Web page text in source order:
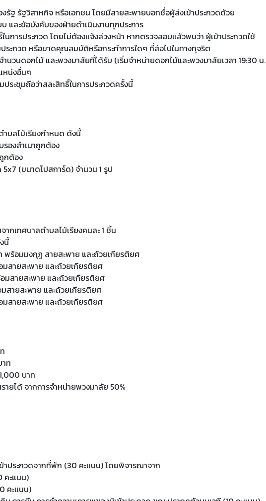
รัฐ รัฐวิสาหกิจ หรือเอกชน โดยมีสายสะพายบอกชื่อผู้ส่งเข้าประกวดด้วย
และข้อบังคับของฝ่ายดําเนินงานทุกประการ
การประกวด โดยไม่ต้องแจ้งล่วงหน้า หากตรวจสอบแล้วพบว่า ผู้เข้าประกวดใช้
ระกวด หรือขาดคุณสมบัติหรือกระทําการใดๆ ที่ส่อไปในทางทุจริต
วนดอกไม้ และพวงมาลัยที่ได้รับ (เริ่มจําหน่ายดอกไม้และพวงมาลัยเวลา 19:30 น.
หน่งอื่นๆ
ประชุมถือว่าสละสิทธิ์ในการประกวดครั้งนี้
บลไม้เรียงกําหนด ดังนี้
รองสําเนาถูกต้อง
กต้อง
(ขนาดโปสการ์ด) จํานวน 1 รูป
กเทศบาลตําบลไม้เรียงคนละ 1 ชิ้น
นี้
พร้อมมงกุฎ สายสะพาย และถ้วยเกียรติยศ
สายสะพาย และถ้วยเกียรติยศ
สายสะพาย และถ้วยเกียรติยศ
สายสะพาย และถ้วยเกียรติยศ
สายสะพาย และถ้วยเกียรติยศ
ท
บาท
ายได้ จากการจําหน่ายพวงมาลัย 50%
าประกวดจากที่พัก (30 คะแนน) โดยพิจารณาจาก
คะแนน)
คะแนน)